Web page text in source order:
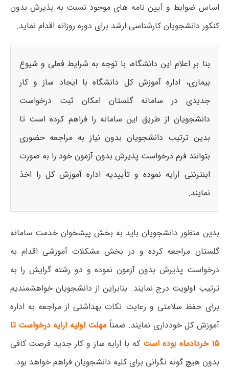
اساس ضوابط و آیین نامه های موجود نسبت به پذیرش بدون
کنکور دانشجویان کارشناسی ارشد برای دوره روزانه اقدام نماید.
بنا بر اعلام این دانشگاه، با توجه به شرایط فعلی و شیوع
بیماری، اداره آموزش کل دانشگاه با ایجاد ساز و کار
جدیدی در سامانه گلستان امکان ثبت درخواست
دانشجویان از طریق این سامانه را فراهم کرده است تا
بدین ترتیب دانشجویان بدون نیاز به مراجعه حضوری
بتوانند فرم درخواست پذیرش بدون آزمون خود را به صورت
اینترنتی ارایه نموده و تأییدیه اداره آموزش کل را اخذ
نمایند.
بدین منظور دانشجویان باید به بخش پیشخوان خدمت سامانه
گلستان مراجعه کرده و در بخش مشکلات آموزشی اقدام به
درخواست پذیرش بدون آزمون نموده و دو رشته گرایش را به
ترتیب اولویت درج نمایند. بنابراین از دانشجویان خواهشمندیم
برای حفظ سلامتی و رعایت نکات بهداشتی از مراجعه به اداره
آموزش کل خودداری نمایند. ضمناً مهلت اولیه ارایه درخواست تا
۱۵ خردادماه بوده است
که با ارایه ساز و کار جدید فرصت کافی
بدون هیچ گونه نگرانی برای کلیه دانشجویان فراهم خواهد بود.